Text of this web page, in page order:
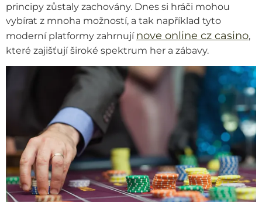
principy zůstaly zachovány. Dnes si hráči mohou
vybírat z mnoha možností, a tak například tyto
moderní platformy zahrnují nove online cz casino,
které zajišťují široké spektrum her a zábavy.